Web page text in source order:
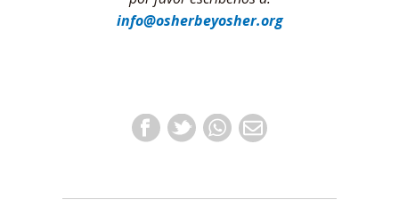
info@osherbeyosher.org